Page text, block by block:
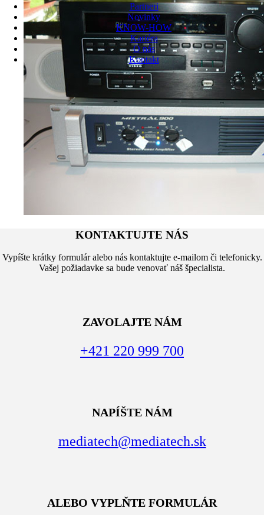
Partneri
Novinky
KNOW-HOW
Kariéra
O nás
Kontakt
KONTAKTUJTE NÁS
Vypíšte krátky formulár alebo nás kontaktujte e-mailom či telefonicky.
Vašej požiadavke sa bude venovať náš špecialista.
ZAVOLAJTE NÁM
+421 220 999 700
NAPÍŠTE NÁM
mediatech@mediatech.sk
ALEBO VYPLŇTE FORMULÁR